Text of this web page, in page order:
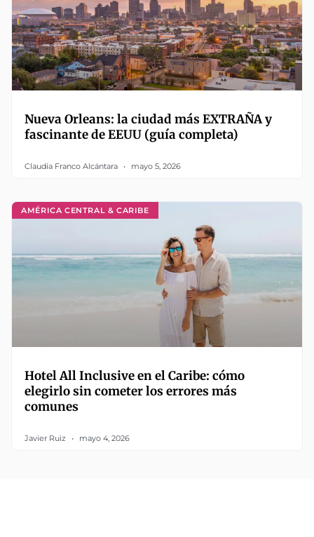
Nueva Orleans: la ciudad más EXTRAÑA y
fascinante de EEUU (guía completa)
Claudia Franco Alcántara mayo 5, 2026
AMÉRICA CENTRAL & CARIBE
Hotel All Inclusive en el Caribe: cómo
elegirlo sin cometer los errores más
comunes
Javier Ruiz mayo 4, 2026